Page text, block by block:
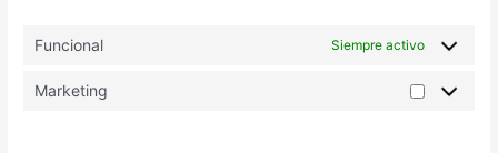
Funcional Siempre activo
Marketing